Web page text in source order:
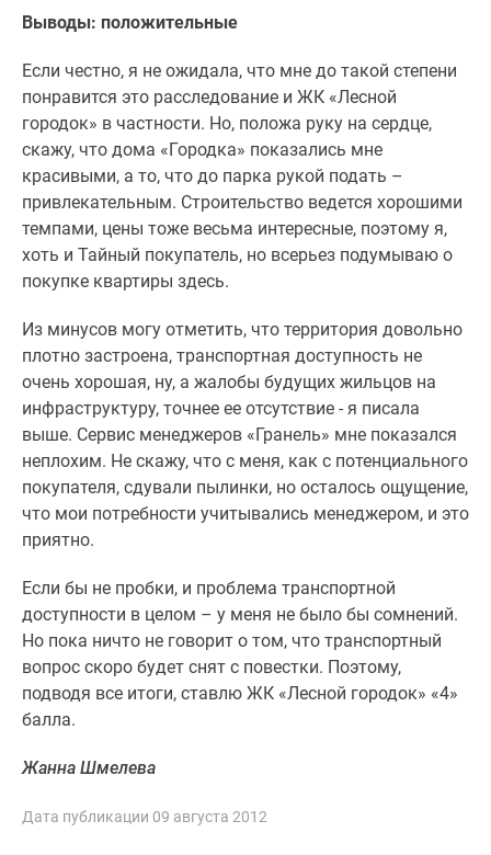
Выводы: положительные
Если честно, я не ожидала, что мне до такой степени
понравится это расследование и ЖК «Лесной
городок» в частности. Но, положа руку на сердце,
скажу, что дома «Городка» показались мне
красивыми, а то, что до парка рукой подать –
привлекательным. Строительство ведется хорошими
темпами, цены тоже весьма интересные, поэтому я,
хоть и Тайный покупатель, но всерьез подумываю о
покупке квартиры здесь.
Из минусов могу отметить, что территория довольно
плотно застроена, транспортная доступность не
очень хорошая, ну, а жалобы будущих жильцов на
инфраструктуру, точнее ее отсутствие - я писала
выше. Сервис менеджеров «Гранель» мне показался
неплохим. Не скажу, что с меня, как с потенциального
покупателя, сдували пылинки, но осталось ощущение,
что мои потребности учитывались менеджером, и это
приятно.
Если бы не пробки, и проблема транспортной
доступности в целом – у меня не было бы сомнений.
Но пока ничто не говорит о том, что транспортный
вопрос скоро будет снят с повестки. Поэтому,
подводя все итоги, ставлю ЖК «Лесной городок» «4»
балла.
Жанна Шмелева
Дата публикации 09 августа 2012